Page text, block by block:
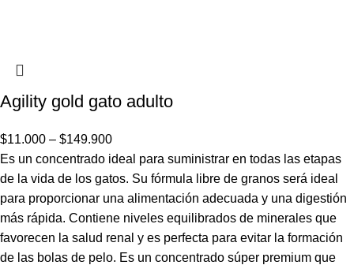
Agility gold gato adulto
$11.000 – $149.900
Es un concentrado ideal para suministrar en todas las etapas
de la vida de los gatos. Su fórmula libre de granos será ideal
para proporcionar una alimentación adecuada y una digestión
más rápida. Contiene niveles equilibrados de minerales que
favorecen la salud renal y es perfecta para evitar la formación
de las bolas de pelo. Es un concentrado súper premium que